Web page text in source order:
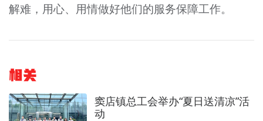
解难，用心、用情做好他们的服务保障工作。
相关
窦店镇总工会举办“夏日送清凉”活
动